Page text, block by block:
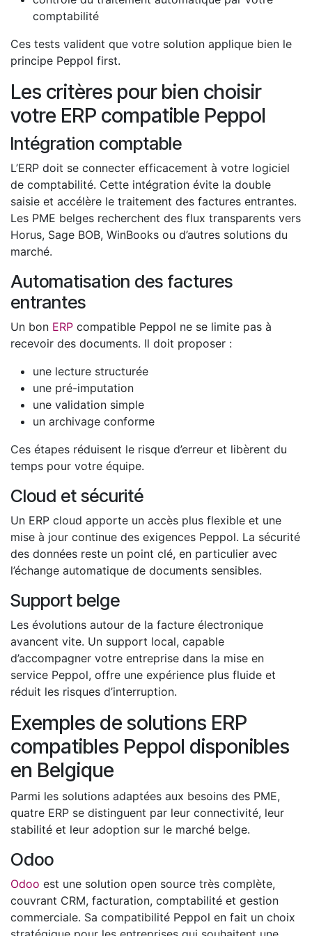
comptabilité
Ces tests valident que votre solution applique bien le
principe Peppol first.
Les critères pour bien choisir
votre ERP compatible Peppol
Intégration comptable
L’ERP doit se connecter efficacement à votre logiciel
de comptabilité. Cette intégration évite la double
saisie et accélère le traitement des factures entrantes.
Les PME belges recherchent des flux transparents vers
Horus, Sage BOB, WinBooks ou d’autres solutions du
marché.
Automatisation des factures
entrantes
Un bon ERP compatible Peppol ne se limite pas à
recevoir des documents. Il doit proposer :
une lecture structurée
une pré-imputation
une validation simple
un archivage conforme
Ces étapes réduisent le risque d’erreur et libèrent du
temps pour votre équipe.
Cloud et sécurité
Un ERP cloud apporte un accès plus flexible et une
mise à jour continue des exigences Peppol. La sécurité
des données reste un point clé, en particulier avec
l’échange automatique de documents sensibles.
Support belge
Les évolutions autour de la facture électronique
avancent vite. Un support local, capable
d’accompagner votre entreprise dans la mise en
service Peppol, offre une expérience plus fluide et
réduit les risques d’interruption.
Exemples de solutions ERP
compatibles Peppol disponibles
en Belgique
Parmi les solutions adaptées aux besoins des PME,
quatre ERP se distinguent par leur connectivité, leur
stabilité et leur adoption sur le marché belge.
Odoo
Odoo est une solution open source très complète,
couvrant CRM, facturation, comptabilité et gestion
commerciale. Sa compatibilité Peppol en fait un choix